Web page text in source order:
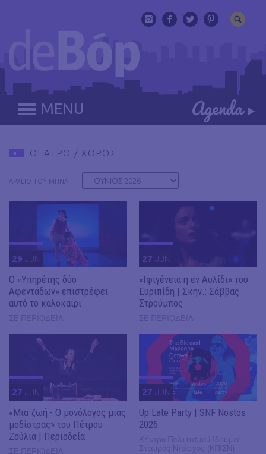
MENU
ΘΕΑΤΡΟ / ΧΟΡΟΣ
ΑΡΧΕΙΟ ΤΟΥ ΜΗΝΑ
29 JUN
O «Υπηρέτης δύο
Αφεντάδων» επιστρέφει
αυτό το καλοκαίρι
27 JUN
«Ιφιγένεια η εν Αυλίδι» του
Ευριπίδη | Σκην.: Σάββας
Στρούμπος
27 JUN
«Μια ζωή - Ο μονόλογος μιας
μοδίστρας» του Πέτρου
Ζούλια | Περιοδεία
27 JUN
Up Late Party | SNF Nostos
2026